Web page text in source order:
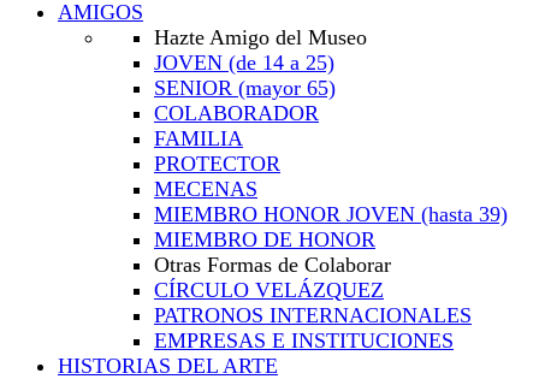
AMIGOS
Hazte Amigo del Museo
JOVEN (de 14 a 25)
SENIOR (mayor 65)
COLABORADOR
FAMILIA
PROTECTOR
MECENAS
MIEMBRO HONOR JOVEN (hasta 39)
MIEMBRO DE HONOR
Otras Formas de Colaborar
CÍRCULO VELÁZQUEZ
PATRONOS INTERNACIONALES
EMPRESAS E INSTITUCIONES
HISTORIAS DEL ARTE